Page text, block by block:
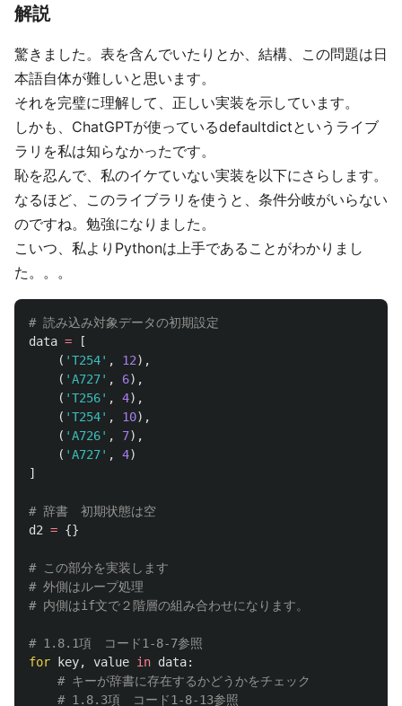
解説
驚きました。表を含んでいたりとか、結構、この問題は日
本語自体が難しいと思います。
それを完璧に理解して、正しい実装を示しています。
しかも、ChatGPTが使っているdefaultdictというライブ
ラリを私は知らなかったです。
恥を忍んで、私のイケていない実装を以下にさらします。
なるほど、このライブラリを使うと、条件分岐がいらない
のですね。勉強になりました。
こいつ、私よりPythonは上手であることがわかりまし
た。。。
data =
[
( 'T254' , 12),
( 'A727' , 6),
( 'T256' , 4),
( 'T254' , 10),
( 'A726' , 7),
( 'A727' , 4)
]
d2 = {}
# この部分を実装します
# 外側はループ処理
for
key, value in data: